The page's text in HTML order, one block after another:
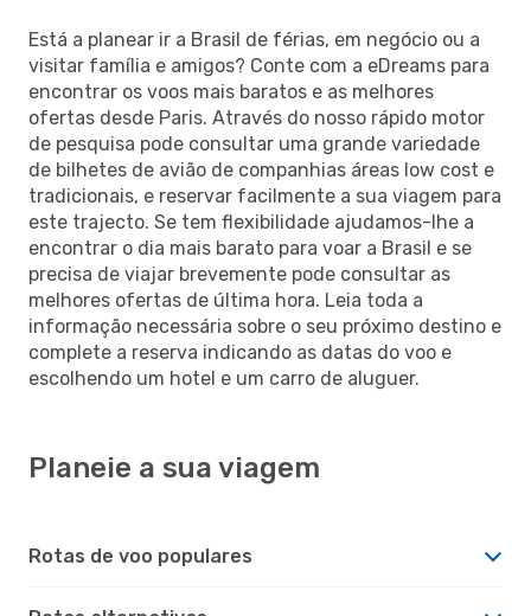
Está a planear ir a Brasil de férias, em negócio ou a
visitar família e amigos? Conte com a eDreams para
encontrar os voos mais baratos e as melhores
ofertas desde Paris. Através do nosso rápido motor
de pesquisa pode consultar uma grande variedade
de bilhetes de avião de companhias áreas low cost e
tradicionais, e reservar facilmente a sua viagem para
este trajecto. Se tem flexibilidade ajudamos-lhe a
encontrar o dia mais barato para voar a Brasil e se
precisa de viajar brevemente pode consultar as
melhores ofertas de última hora. Leia toda a
informação necessária sobre o seu próximo destino e
complete a reserva indicando as datas do voo e
escolhendo um hotel e um carro de aluguer.
Planeie a sua viagem
Rotas de voo populares